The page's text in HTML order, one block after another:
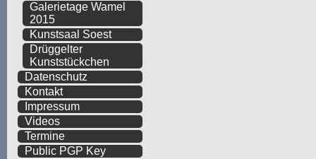
Galerietage Wamel
2015
Kunstsaal Soest
Drüggelter
Kunststückchen
Datenschutz
Kontakt
Impressum
Videos
Termine
Public PGP Key